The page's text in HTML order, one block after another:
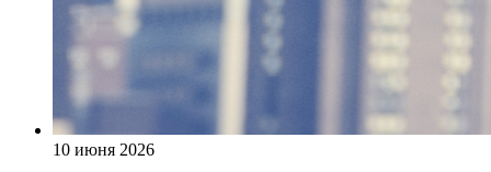
10 июня 2026